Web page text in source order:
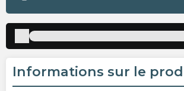
Informations sur le